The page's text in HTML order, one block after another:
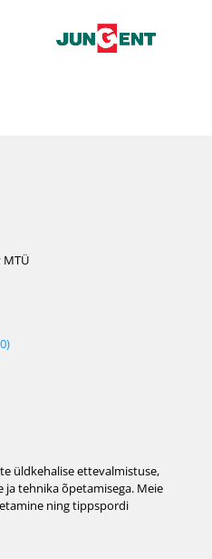
MTÜ
üldkehalise ettevalmistuse,
tehnika õpetamisega. Meie
ning tippspordi